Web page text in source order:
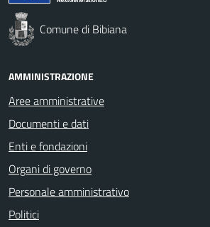
Comune di Bibiana
AMMINISTRAZIONE
Aree amministrative
Documenti e dati
Enti e fondazioni
Organi di governo
Personale amministrativo
Politici